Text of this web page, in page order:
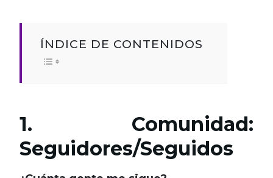
ÍNDICE DE CONTENIDOS
1. Comunidad:
Seguidores/Seguidos